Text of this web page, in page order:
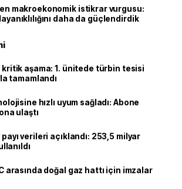
makroekonomik istikrar vurgusu:
daha da güçlendirdik
kritik aşama: 1. ünitede türbin tesisi
tamamlandı
hızlı uyum sağladı: Abone
ulaştı
payı verileri açıklandı: 253,5 milyar
arasında doğal gaz hattı için imzalar